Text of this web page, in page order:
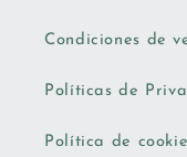
Condiciones de
Políticas de
Política de